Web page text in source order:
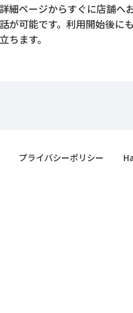
細ページからすぐに店舗へ
が可能です。利用開始後に
ちます。
プライバシーポリシー